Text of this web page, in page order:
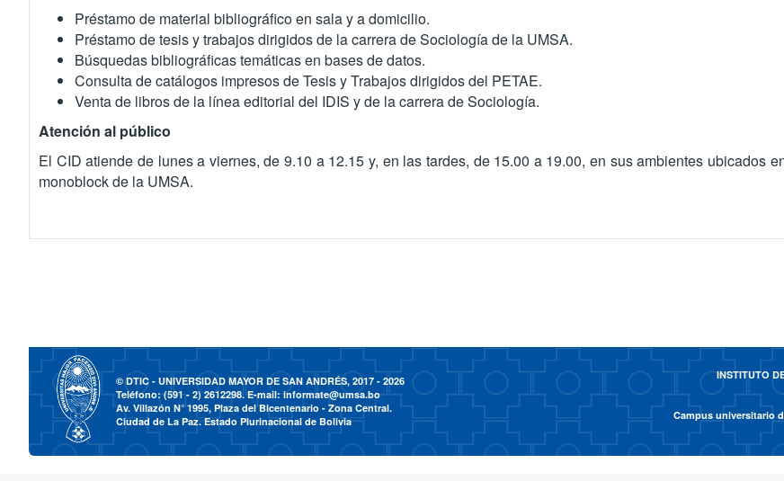
Préstamo de material bibliográfico en sala y a domicilio.
Préstamo de tesis y trabajos dirigidos de la carrera de Sociología de la UMSA.
Búsquedas bibliográficas temáticas en bases de datos.
Consulta de catálogos impresos de Tesis y Trabajos dirigidos del PETAE.
Venta de libros de la línea editorial del IDIS y de la carrera de Sociología.
Atención al público
El CID atiende de lunes a viernes, de 9.10 a 12.15 y, en las tardes, de 15.00 a 19.00, en sus ambientes ubicados
monoblock de la UMSA.
© DTIC - UNIVERSIDAD MAYOR DE SAN ANDRÉS, 2017 - 2026
Teléfono: (591 - 2) 2612298. E-mail:informate@umsa.bo
Av. Villazón N° 1995, Plaza del Bicentenario - Zona Central.
Ciudad de La Paz. Estado Plurinacional de Bolivia
INSTITUTO
Campus universitario